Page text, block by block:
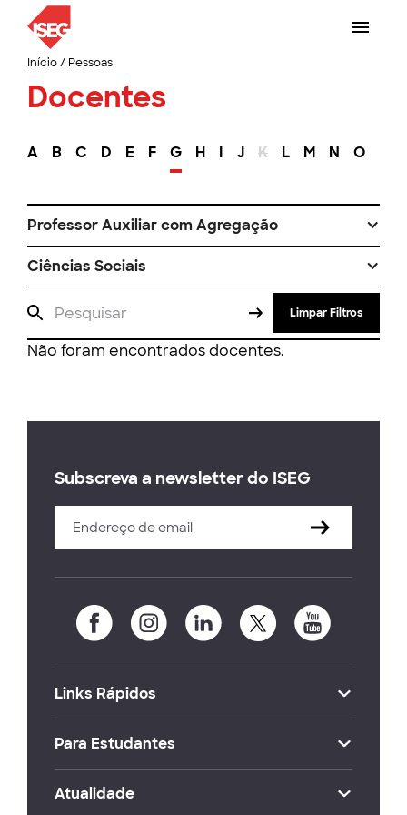
Início/ Pessoas
Docentes
A B C D E F G H I J K L M N O
Professor Auxiliar com Agregação
Ciências Sociais
Limpar Filtros
Não foram encontrados docentes.
Subscreva a newsletter do ISEG
Links Rápidos
Para Estudantes
Atualidade